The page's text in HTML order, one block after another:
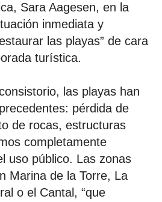
Sara Aagesen, en la
inmediata y
las playas” de cara
turística.
las playas han
pérdida de
de rocas, estructuras
completamente
uso público. Las zonas
Marina de la Torre, La
o el Cantal, “que